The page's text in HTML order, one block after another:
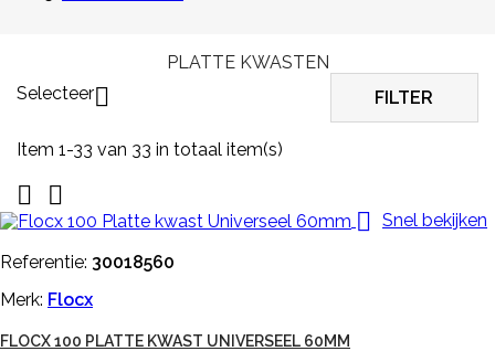
PLATTE KWASTEN
Selecteer FILTER
Item 1-33 van 33 in totaal item(s)


 Snel bekijken
Referentie: 30018560
Merk: Flocx
FLOCX 100 PLATTE KWAST UNIVERSEEL 60MM